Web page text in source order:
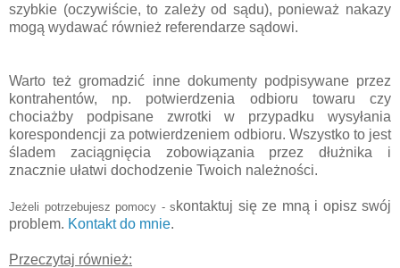
szybkie (oczywiście, to zależy od sądu), ponieważ nakazy
mogą wydawać również referendarze sądowi.
Warto też gromadzić inne dokumenty podpisywane przez
kontrahentów, np. potwierdzenia odbioru towaru czy
chociażby podpisane zwrotki w przypadku wysyłania
korespondencji za potwierdzeniem odbioru. Wszystko to jest
śladem zaciągnięcia zobowiązania przez dłużnika i
znacznie ułatwi dochodzenie Twoich należności.
Jeżeli potrzebujesz pomocy - s kontaktuj się ze mną i opisz swój
problem. Kontakt do mnie.
Przeczytaj również: